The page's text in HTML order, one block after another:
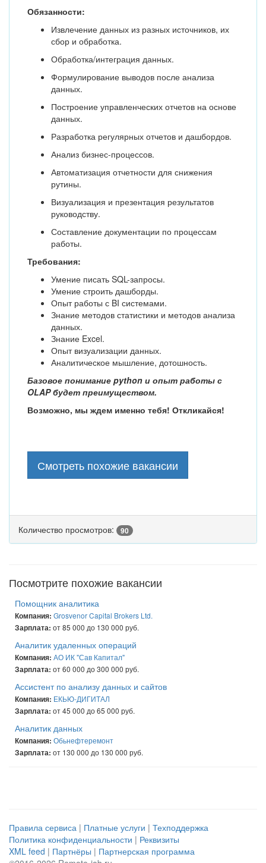
Обязанности:
Извлечение данных из разных источников, их
сбор и обработка.
Обработка/интеграция данных.
Формулирование выводов после анализа
данных.
Построение управленческих отчетов на основе
данных.
Разработка регулярных отчетов и дашбордов.
Анализ бизнес-процессов.
Автоматизация отчетности для снижения
рутины.
Визуализация и презентация результатов
руководству.
Составление документации по процессам
работы.
Требования:
Умение писать SQL-запросы.
Умение строить дашборды.
Опыт работы с BI системами.
Знание методов статистики и методов анализа
данных.
Знание Excel.
Опыт визуализации данных.
Аналитическое мышление, дотошность.
Базовое понимание python и опыт работы с
OLAP будет преимуществом.
Возможно, мы ждем именно тебя! Откликайся!
Смотреть похожие вакансии
Количество просмотров: 90
Посмотрите похожие вакансии
Помощник аналитика
Компания: Grosvenor Capital Brokers Ltd.
Зарплата: от 85 000 до 130 000 руб.
Аналитик удаленных операций
Компания: АО ИК "Сав Капитал"
Зарплата: от 60 000 до 300 000 руб.
Ассистент по анализу данных и сайтов
Компания: ЕКЬЮ-ДИГИТАЛ
Зарплата: от 45 000 до 65 000 руб.
Аналитик данных
Компания: Обьнефтеремонт
Зарплата: от 130 000 до 130 000 руб.
Правила сервиса | Платные услуги | Техподдержка
Политика конфиденциальности | Реквизиты
XML feed | Партнёры | Партнерская программа